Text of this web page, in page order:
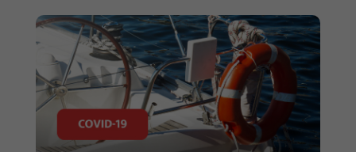
Statystyka
Abyśmy mogli
poprawić
funkcjonalność
i strukturę
strony
internetowej,